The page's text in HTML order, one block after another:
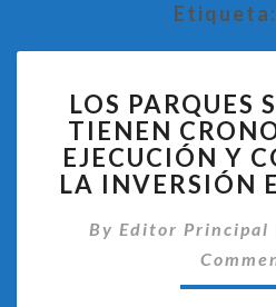
Etiqueta:
YA
DE
LOS PARQUES
TIENEN
EJECUCIÓN Y
LA INVERSIÓN
By Editor Principal